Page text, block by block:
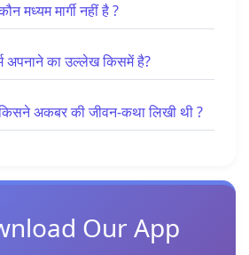
मध्यम मार्गी नहीं है ?
अपनाने का उल्लेख किसमें है?
अकबर की जीवन-कथा लिखी थी ?
Our App